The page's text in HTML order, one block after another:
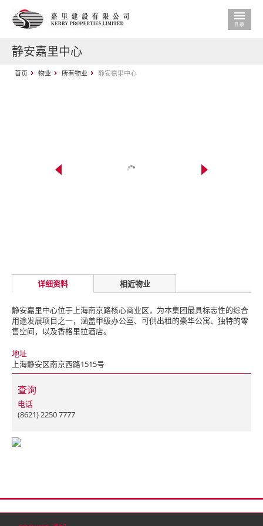
静安嘉里中心
首页 物业 所有物业 静安嘉里中心
详细资料 相近物业
静安嘉里中心位于上海南京路核心商业区，为本集团最具标志性的综合
用途发展项目之一，涵盖甲级办公室、可供出租的豪华公寓、独特的零
售空间，以及香格里拉酒店。
地址
上海静安区南京西路1515号
查询
电话
(8621) 2250 7777